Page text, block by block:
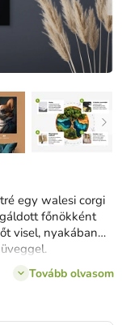
egy walesi corgi
főnökként
visel, nyakában
tűnik.
közötti
fel a festményt
művészettel
Tovább olvasom